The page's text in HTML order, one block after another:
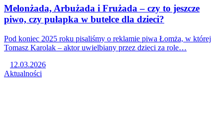
Melonżada, Arbużada i Frużada – czy to jeszcze
piwo, czy pułapka w butelce dla dzieci?
Pod koniec 2025 roku pisaliśmy o reklamie piwa Łomża, w której
Tomasz Karolak – aktor uwielbiany przez dzieci za role…
12.03.2026
Aktualności